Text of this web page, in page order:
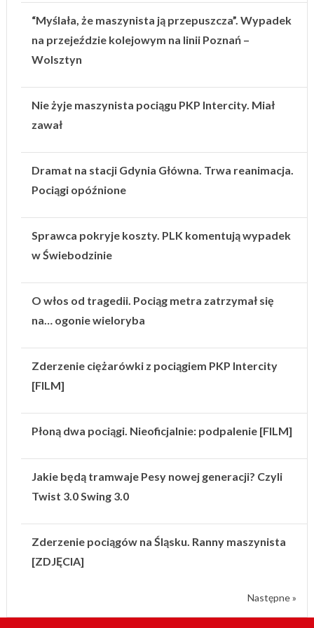
“Myślała, że maszynista ją przepuszcza”. Wypadek
na przejeździe kolejowym na linii Poznań –
Wolsztyn
Nie żyje maszynista pociągu PKP Intercity. Miał
zawał
Dramat na stacji Gdynia Główna. Trwa reanimacja.
Pociągi opóźnione
Sprawca pokryje koszty. PLK komentują wypadek
w Świebodzinie
O włos od tragedii. Pociąg metra zatrzymał się
na… ogonie wieloryba
Zderzenie ciężarówki z pociągiem PKP Intercity
[FILM]
Płoną dwa pociągi. Nieoficjalnie: podpalenie [FILM]
Jakie będą tramwaje Pesy nowej generacji? Czyli
Twist 3.0 Swing 3.0
Zderzenie pociągów na Śląsku. Ranny maszynista
[ZDJĘCIA]
Następne »